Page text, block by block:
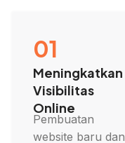
01
Meningkatkan
Visibilitas
Online
Pembuatan
website baru dan